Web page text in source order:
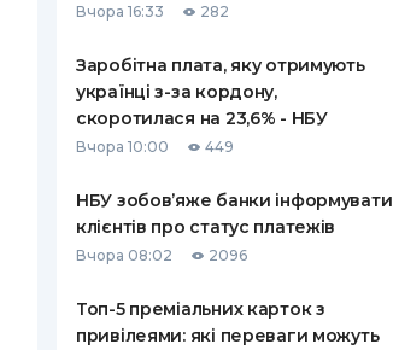
Вчора 16:33 282
Заробітна плата, яку отримують
українці з-за кордону,
скоротилася на 23,6% - НБУ
Вчора 10:00 449
НБУ зобов’яже банки інформувати
клієнтів про статус платежів
Вчора 08:02 2096
Топ-5 преміальних карток з
привілеями: які переваги можуть